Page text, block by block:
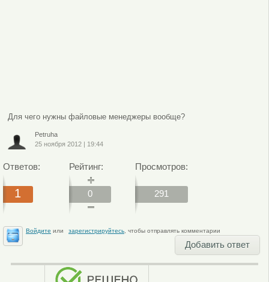
Для чего нужны файловые менеджеры вообще?
Petruha
25 ноября 2012| 19:44
Ответов:
1
Рейтинг:
0
Просмотров:
291
Войдите или зарегистрируйтесь, чтобы отправлять комментарии
Добавить ответ